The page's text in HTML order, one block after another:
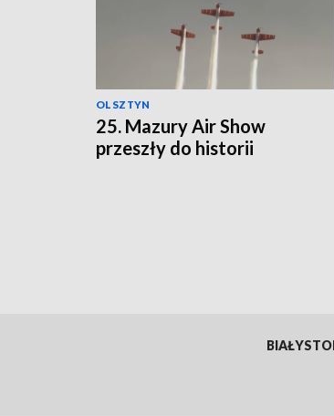
OLSZTYN
25. Mazury Air Show
przeszły do historii